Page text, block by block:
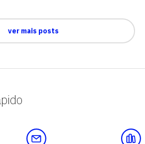
ver mais posts